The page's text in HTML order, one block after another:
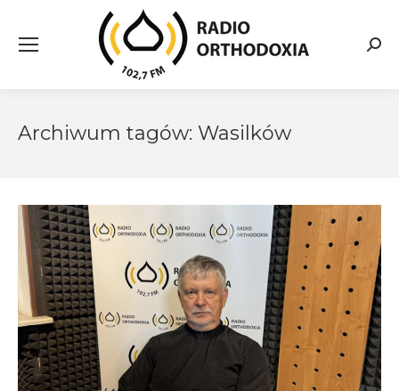
Archiwum tagów: Wasilków